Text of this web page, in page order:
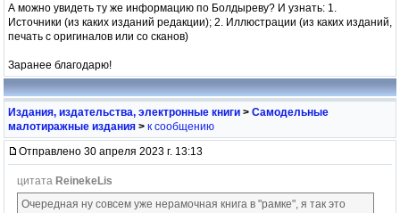
А можно увидеть ту же информацию по Болдыреву? И узнать: 1.
Источники (из каких изданий редакции); 2. Иллюстрации (из каких изданий,
печать с оригиналов или со сканов)
Заранее благодарю!
Издания, издательства, электронные книги > Самодельные
малотиражные издания > к сообщению
Отправлено 30 апреля 2023 г. 13:13
цитата ReinekeLis
Очередная ну совсем уже нерамочная книга в "рамке", я так это